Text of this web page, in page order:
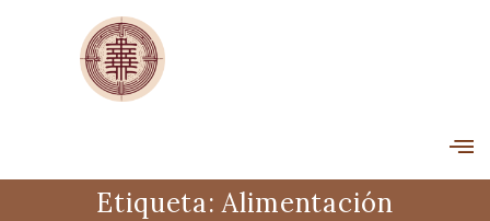
Etiqueta: Alimentación